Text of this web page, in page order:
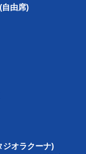
由席)
オラクーナ)